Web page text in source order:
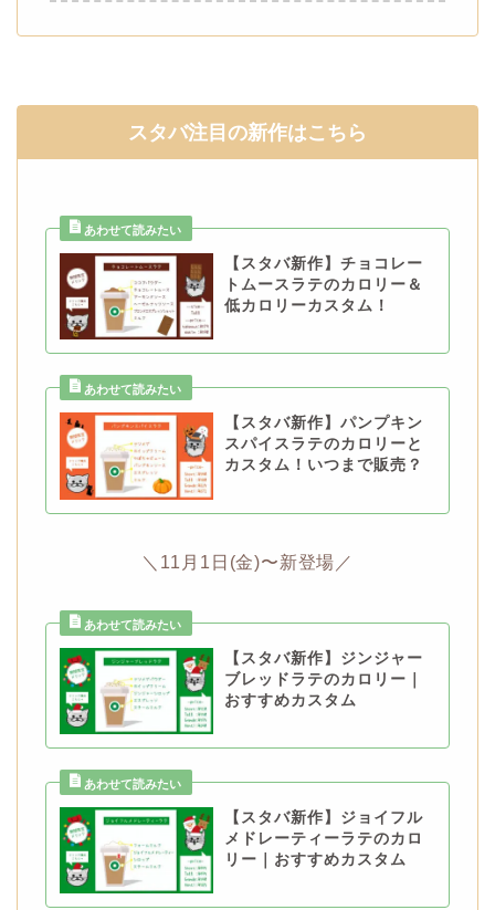
スタバ注目の新作はこちら
【スタバ新作】チョコレー
トムースラテのカロリー＆
低カロリーカスタム！
【スタバ新作】パンプキン
スパイスラテのカロリーと
カスタム！いつまで販売？
＼11月1日(金)〜新登場／
【スタバ新作】ジンジャー
ブレッドラテのカロリー｜
おすすめカスタム
【スタバ新作】ジョイフル
メドレーティーラテのカロ
リー｜おすすめカスタム